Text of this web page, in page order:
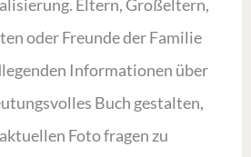
Eltern, Großeltern,
oder Freunde der Familie
Informationen über
Buch gestalten,
Foto fragen zu